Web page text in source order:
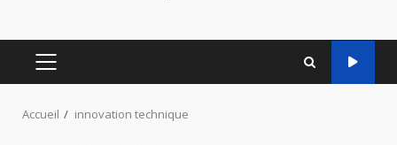
MENU
Accueil innovation technique